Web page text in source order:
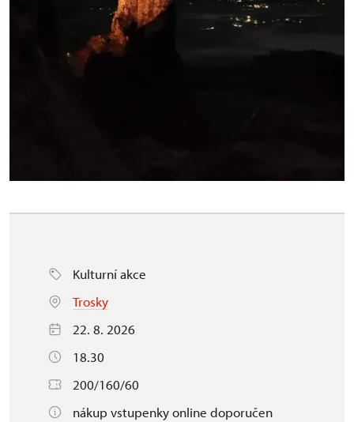
Kulturní akce
Trosky
22. 8. 2026
18.30
200/160/60
nákup vstupenky online doporučen